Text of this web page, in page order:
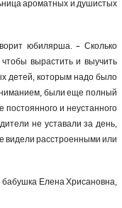
ароматных и душистых
юбилярша. – Сколько
вырастить и выучить
детей, которым надо было
были еще полный
постоянного и неустанного
не уставали за день,
видели расстроенными или
бабушка Елена Хрисановна,